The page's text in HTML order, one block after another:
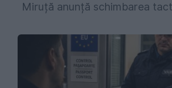
Miruță anunță schimbarea